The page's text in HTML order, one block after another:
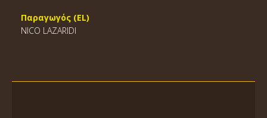
Παραγωγός (EL)
NICO LAZARIDI